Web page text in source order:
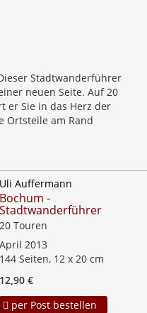
Stadtwanderführer
neuen Seite. Auf 20
er Sie in das Herz der
Ortsteile am Rand
Uli Auffermann
Bochum -
Stadtwanderführer
20 Touren
April 2013
144 Seiten, 12 x 20 cm
12,90 €
per Post bestellen